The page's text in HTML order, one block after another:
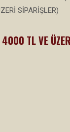
SİPARİŞLER)
TL VE